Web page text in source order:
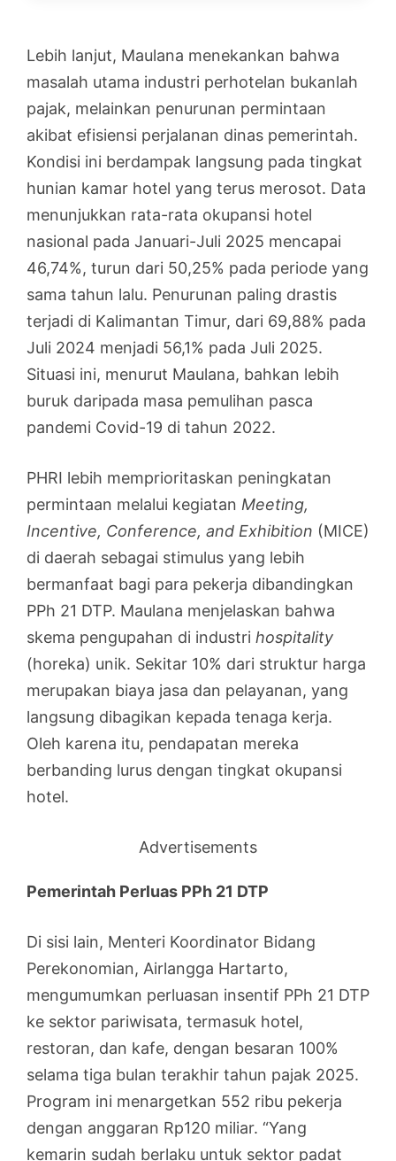
Lebih lanjut, Maulana menekankan bahwa
masalah utama industri perhotelan bukanlah
pajak, melainkan penurunan permintaan
akibat efisiensi perjalanan dinas pemerintah.
Kondisi ini berdampak langsung pada tingkat
hunian kamar hotel yang terus merosot. Data
menunjukkan rata-rata okupansi hotel
nasional pada Januari-Juli 2025 mencapai
46,74%, turun dari 50,25% pada periode yang
sama tahun lalu. Penurunan paling drastis
terjadi di Kalimantan Timur, dari 69,88% pada
Juli 2024 menjadi 56,1% pada Juli 2025.
Situasi ini, menurut Maulana, bahkan lebih
buruk daripada masa pemulihan pasca
pandemi Covid-19 di tahun 2022.
PHRI lebih memprioritaskan peningkatan
permintaan melalui kegiatan Meeting,
Incentive, Conference, and Exhibition (MICE)
di daerah sebagai stimulus yang lebih
bermanfaat bagi para pekerja dibandingkan
PPh 21 DTP. Maulana menjelaskan bahwa
skema pengupahan di industri hospitality
(horeka) unik. Sekitar 10% dari struktur harga
merupakan biaya jasa dan pelayanan, yang
langsung dibagikan kepada tenaga kerja.
Oleh karena itu, pendapatan mereka
berbanding lurus dengan tingkat okupansi
hotel.
Advertisements
Pemerintah Perluas PPh 21 DTP
Di sisi lain, Menteri Koordinator Bidang
Perekonomian, Airlangga Hartarto,
mengumumkan perluasan insentif PPh 21 DTP
ke sektor pariwisata, termasuk hotel,
restoran, dan kafe, dengan besaran 100%
selama tiga bulan terakhir tahun pajak 2025.
Program ini menargetkan 552 ribu pekerja
dengan anggaran Rp120 miliar. “Yang
kemarin sudah berlaku untuk sektor padat